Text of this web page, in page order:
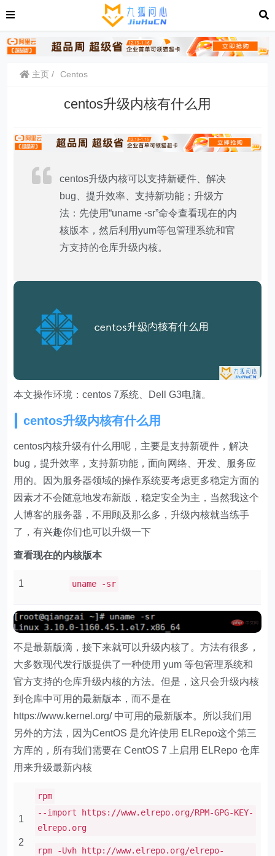
主页 Centos
centos升级内核有什么用
centos升级内核可以支持新硬件、解决
bug、提升效率、支持新功能；升级方
法：先使用“uname -sr”命令查看现在的内
核版本，然后利用yum等包管理系统和官
方支持的仓库升级内核。
本文操作环境：centos 7系统、Dell G3电脑。
centos升级内核有什么用
centos内核升级有什么用呢，主要是支持新硬件，解决
bug，提升效率，支持新功能，面向网络、开发、服务应
用的。因为服务器领域的操作系统要考虑更多稳定方面的
因素才不会随意地发布新版，稳定安全为主，当然我这个
人博客的服务器，不用顾及那么多，升级内核就当练手
了，有兴趣你们也可以升级一下
查看现在的内核版本
1 uname -sr
不是最新版滴，接下来就可以升级内核了。方法有很多，
大多数现代发行版提供了一种使用 yum 等包管理系统和
官方支持的仓库升级内核的方法。但是，这只会升级内核
到仓库中可用的最新版本，而不是在
https://www.kernel.org/ 中可用的最新版本。所以我们用
另外的方法，因为CentOS 是允许使用 ELRepo这个第三
方库的，所有我们需要在 CentOS 7 上启用 ELRepo 仓库
用来升级最新内核
1
2
rpm
--import https://www.elrepo.org/RPM-GPG-KEY-
elrepo.org
rpm -Uvh http://www.elrepo.org/elrepo-